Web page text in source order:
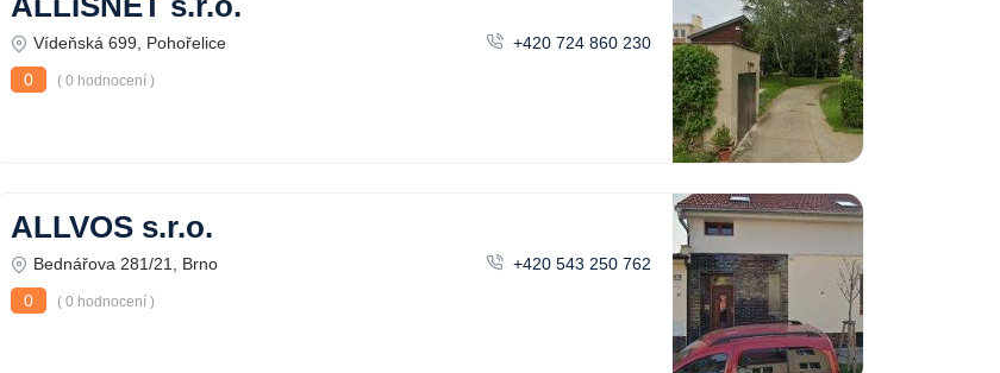
Vídeňská 699, Pohořelice
+420 724 860 230
0
( 0 hodnocení )
ALLVOS s.r.o.
Bednářova 281/21, Brno
+420 543 250 762
0
( 0 hodnocení )